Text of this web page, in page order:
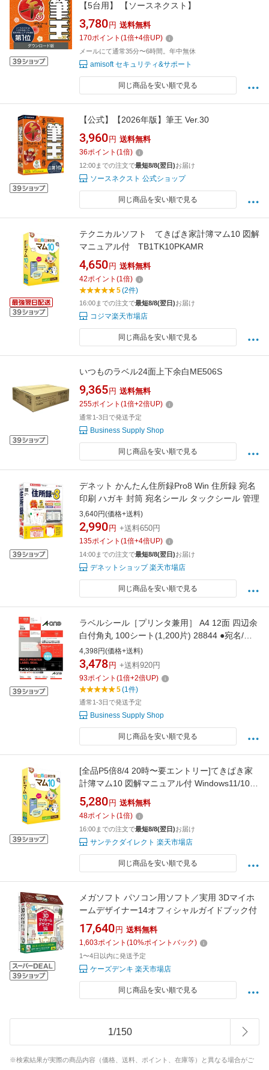
【5台用】 【ソースネクスト】
3,780 円 送料無料
170ポイント (1倍+4倍UP)
メールにて通常35分〜6時間。年中無休
amisoft セキュリティ&サポート
同じ商品を安い順で見る
【公式】【2026年版】筆王 Ver.30
3,960 円 送料無料
36ポイント (1倍)
12:00までの注文で最短8/8(翌日)お届け
ソースネクスト 公式ショップ
同じ商品を安い順で見る
テクニカルソフト てきぱき家計簿マム10 図解
マニュアル付 TB1TK10PKAMR
4,650 円 送料無料
42ポイント (1倍)
5(2件)
16:00までの注文で最短8/8(翌日)お届け
コジマ楽天市場店
同じ商品を安い順で見る
いつものラベル24面上下余白ME506S
9,365 円 送料無料
255ポイント (1倍+2倍UP)
通常1-3日で発送予定
Business Supply Shop
同じ商品を安い順で見る
デネット かんたん住所録Pro8 Win 住所録 宛名
印刷 ハガキ 封筒 宛名シール タックシール 管理
3,640円(価格+送料)
2,990 円 +送料650円
135ポイント (1倍+4倍UP)
14:00までの注文で最短8/8(翌日)お届け
デネットショップ 楽天市場店
同じ商品を安い順で見る
ラベルシール［プリンタ兼用］ A4 12面 四辺余
白付角丸 100シート(1,200片) 28844 ●宛名/差
出人用●内容物表示用●収納表示用●備品表示用
上質紙 [エーワン]
4,398円(価格+送料)
3,478 円 +送料920円
93ポイント (1倍+2倍UP)
5(1件)
通常1-3日で発送予定
Business Supply Shop
同じ商品を安い順で見る
[全品P5倍8/4 20時〜要エントリー]てきぱき家
計簿マム10 図解マニュアル付 Windows11/10対
応 TB1TK10PKAM-R サンテク
5,280 円 送料無料
48ポイント (1倍)
16:00までの注文で最短8/8(翌日)お届け
サンテクダイレクト 楽天市場店
同じ商品を安い順で見る
メガソフト パソコン用ソフト／実用 3Dマイホ
ームデザイナー14オフィシャルガイドブック付
17,640 円 送料無料
1,603ポイント (10%ポイントバック)
1〜4日以内に発送予定
ケーズデンキ 楽天市場店
同じ商品を安い順で見る
1/150
※検索結果が実際の商品内容（価格、送料、ポイント、在庫等）と異なる場合がご